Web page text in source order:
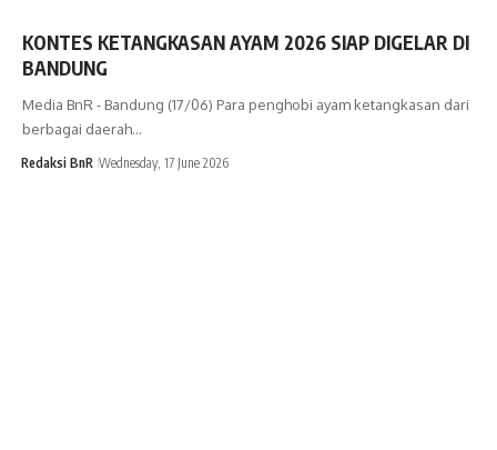
KONTES KETANGKASAN AYAM 2026 SIAP DIGELAR DI
BANDUNG
Media BnR - Bandung (17/06) Para penghobi ayam ketangkasan dari
berbagai daerah…
Redaksi BnR Wednesday, 17 June 2026